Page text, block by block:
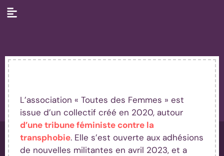
L’association « Toutes des Femmes » est
issue d’un collectif créé en 2020, autour
d’une tribune féministe contre la
transphobie. Elle s’est ouverte aux adhésions
de nouvelles militantes en avril 2023, et a